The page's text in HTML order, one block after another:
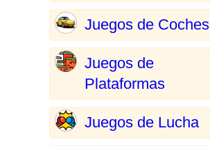
Juegos de Coches
Juegos de
Plataformas
Juegos de Lucha